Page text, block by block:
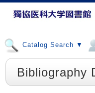
Catalog Search ▼
Bibliography